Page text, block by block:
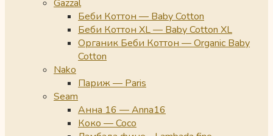
Gazzal
Беби Коттон — Baby Cotton
Беби Коттон XL — Baby Cotton XL
Органик Беби Коттон — Organic Baby
Cotton
Nako
Париж — Paris
Seam
Анна 16 — Anna16
Коко — Coco